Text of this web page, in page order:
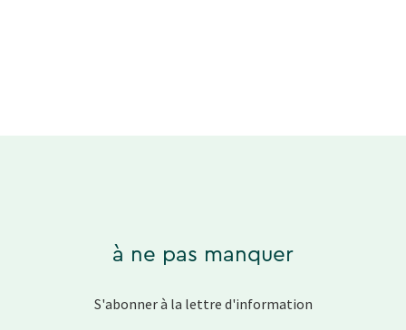
à ne pas manquer
S'abonner à la lettre d'information